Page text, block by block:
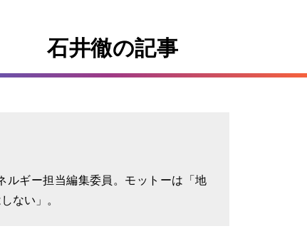
石井徹の記事
ルギー担当編集委員。モットーは「地
ない」。